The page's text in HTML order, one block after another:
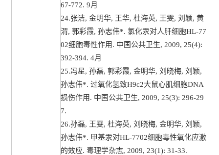
67-772. 9月
24.张洁, 金明华, 王华, 杜海英, 王雯, 刘颖, 黄
渭, 郭彩霞, 孙志伟*. 氯化汞对人肝细胞HL-77
02细胞毒性作用. 中国公共卫生, 2009, 25(4):
392-394. 4月
25.冯星, 孙磊, 郭彩霞, 金明华, 刘晓梅, 刘颖,
孙志伟*. 过氧化氢致H9c2大鼠心肌细胞DNA
损伤作用. 中国公共卫生, 2009, 25(3): 296-29
7.
26.孙磊, 王雯, 杜海英, 刘晓梅, 金明华, 刘颖,
孙志伟*. 甲基汞对HL-7702细胞毒性氧化应激
的效应. 毒理学杂志, 2009, 23(1): 31-33.